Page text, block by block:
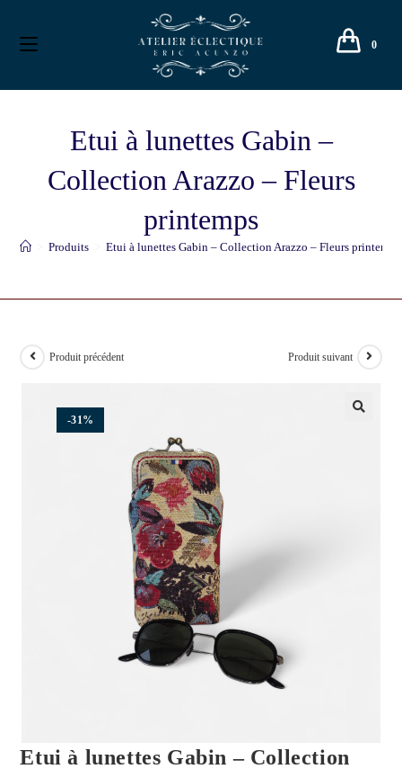
0
Etui à lunettes Gabin –
Collection Arazzo – Fleurs
printemps
Produits Etui à lunettes Gabin – Collection Arazzo – Fleurs printemps
-31%
Produit précédent Produit suivant
Etui à lunettes Gabin – Collection